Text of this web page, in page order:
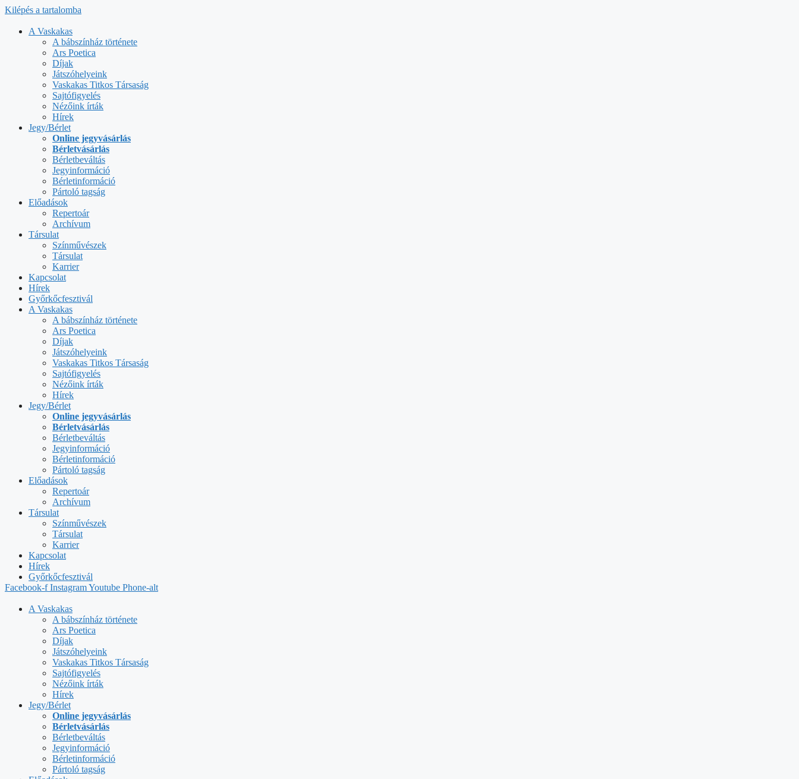
Kilépés a tartalomba
A Vaskakas
A bábszínház története
Ars Poetica
Díjak
Játszóhelyeink
Vaskakas Titkos Társaság
Sajtófigyelés
Nézőink írták
Hírek
Jegy/Bérlet
Online jegyvásárlás
Bérletvásárlás
Bérletbeváltás
Jegyinformáció
Bérletinformáció
Pártoló tagság
Előadások
Repertoár
Archívum
Társulat
Színművészek
Társulat
Karrier
Kapcsolat
Hírek
Győrkőcfesztivál
A Vaskakas
A bábszínház története
Ars Poetica
Díjak
Játszóhelyeink
Vaskakas Titkos Társaság
Sajtófigyelés
Nézőink írták
Hírek
Jegy/Bérlet
Online jegyvásárlás
Bérletvásárlás
Bérletbeváltás
Jegyinformáció
Bérletinformáció
Pártoló tagság
Előadások
Repertoár
Archívum
Társulat
Színművészek
Társulat
Karrier
Kapcsolat
Hírek
Győrkőcfesztivál
Facebook-f InstagramYoutube Phone-alt
A Vaskakas
A bábszínház története
Ars Poetica
Díjak
Játszóhelyeink
Vaskakas Titkos Társaság
Sajtófigyelés
Nézőink írták
Hírek
Jegy/Bérlet
Online jegyvásárlás
Bérletvásárlás
Bérletbeváltás
Jegyinformáció
Bérletinformáció
Pártoló tagság